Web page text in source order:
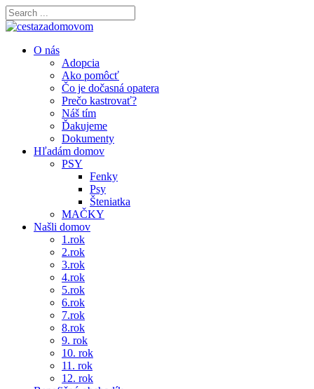
O nás
Adopcia
Ako pomôcť
Čo je dočasná opatera
Prečo kastrovať?
Náš tím
Ďakujeme
Dokumenty
Hľadám domov
PSY
Fenky
Psy
Šteniatka
MAČKY
Našli domov
1.rok
2.rok
3.rok
4.rok
5.rok
6.rok
7.rok
8.rok
9. rok
10. rok
11. rok
12. rok